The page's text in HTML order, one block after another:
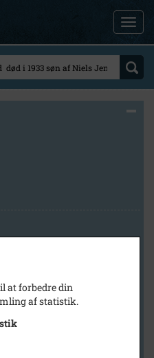
at forbedre din
af statistik.